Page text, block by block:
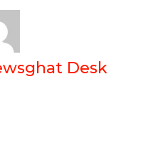
Desk